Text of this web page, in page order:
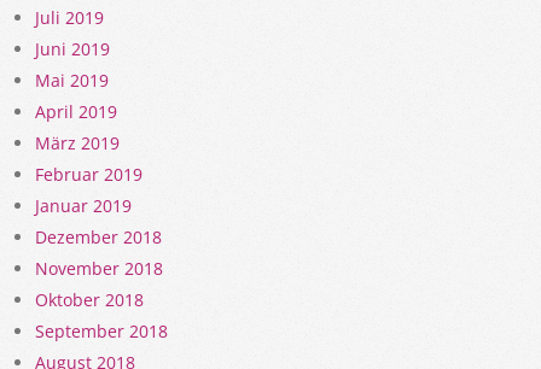
Juli 2019
Juni 2019
Mai 2019
April 2019
März 2019
Februar 2019
Januar 2019
Dezember 2018
November 2018
Oktober 2018
September 2018
August 2018